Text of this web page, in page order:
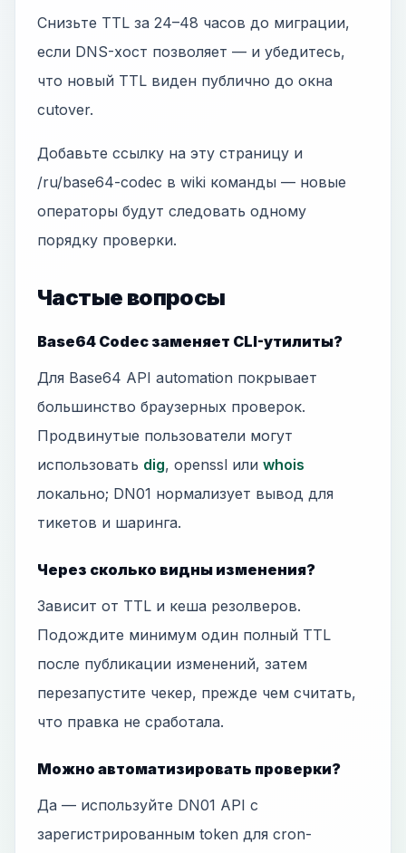
Снизьте TTL за 24–48 часов до миграции,
если DNS-хост позволяет — и убедитесь,
что новый TTL виден публично до окна
cutover.
Добавьте ссылку на эту страницу и
/ru/base64-codec в wiki команды — новые
операторы будут следовать одному
порядку проверки.
Частые вопросы
Base64 Codec заменяет CLI-утилиты?
Для Base64 API automation покрывает
большинство браузерных проверок.
Продвинутые пользователи могут
использовать dig, openssl или whois
локально; DN01 нормализует вывод для
тикетов и шаринга.
Через сколько видны изменения?
Зависит от TTL и кеша резолверов.
Подождите минимум один полный TTL
после публикации изменений, затем
перезапустите чекер, прежде чем считать,
что правка не сработала.
Можно автоматизировать проверки?
Да — используйте DN01 API с
зарегистрированным token для cron-